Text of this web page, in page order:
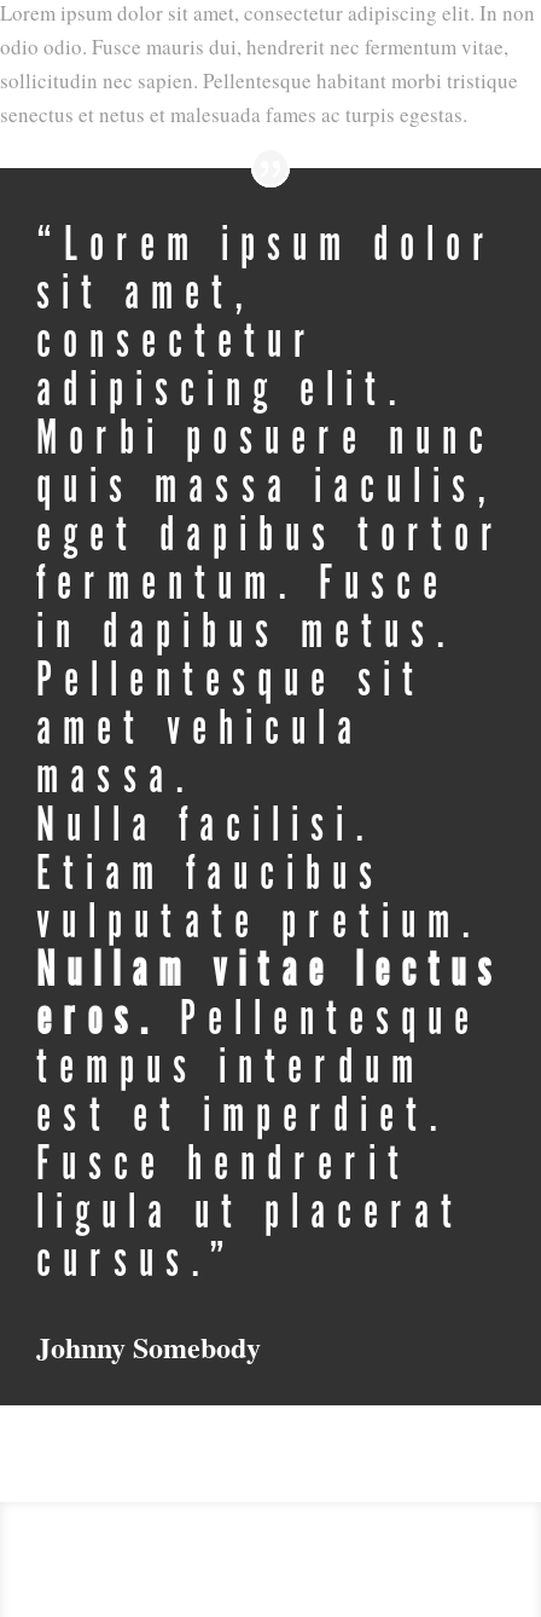
Lorem ipsum dolor sit amet, consectetur adipiscing elit. In non
odio odio. Fusce mauris dui, hendrerit nec fermentum vitae,
sollicitudin nec sapien. Pellentesque habitant morbi tristique
senectus et netus et malesuada fames ac turpis egestas.
“Lorem ipsum dolor
sit amet,
consectetur
adipiscing elit.
Morbi posuere nunc
quis massa iaculis,
eget dapibus tortor
fermentum. Fusce
in dapibus metus.
Pellentesque sit
amet vehicula
massa.
Nulla facilisi.
Etiam faucibus
vulputate pretium.
Nullam vitae lectus
eros. Pellentesque
tempus interdum
est et imperdiet.
Fusce hendrerit
ligula ut placerat
cursus.”
Johnny Somebody